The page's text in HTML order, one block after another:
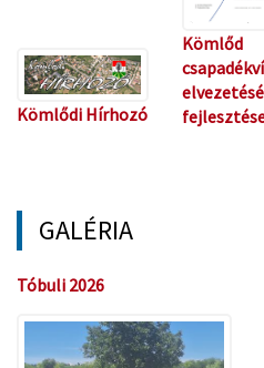
Kömlődi Hírhozó
Kömlőd
GALÉRIA
Tóbuli 2026